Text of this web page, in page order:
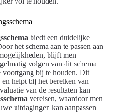
biedt een duidelijke
het schema aan te passen aan
blijft men
volgen van dit schema
voortgang bij te houden. Dit
helpt bij het bereiken van
van de resultaten kan
vereisen, waardoor men
uitdagingen kan aanpassen.